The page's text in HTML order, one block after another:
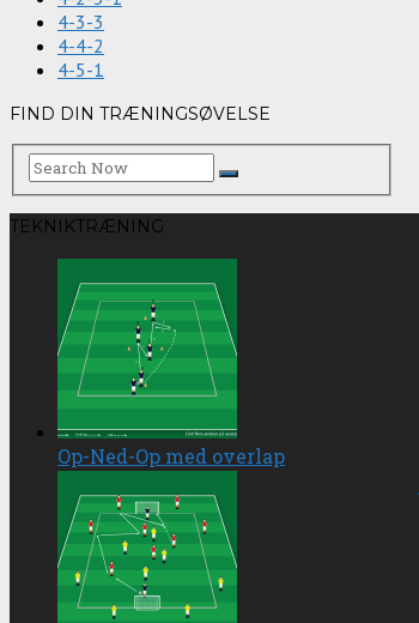
4-3-3
4-4-2
4-5-1
FIND DIN TRÆNINGSØVELSE
TEKNIKTRÆNING
Op-Ned-Op med overlap